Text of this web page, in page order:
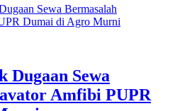
Dugaan Sewa
Amfibi PUPR